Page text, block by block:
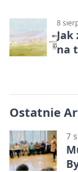
8
Jak
na
Ostatnie
7